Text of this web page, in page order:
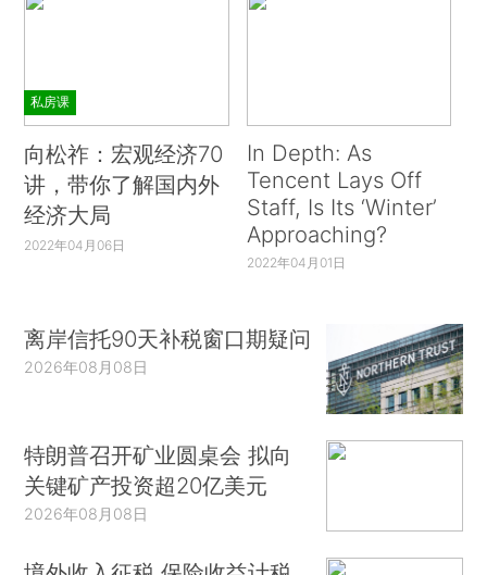
私房课
向松祚：宏观经济70
讲，带你了解国内外
经济大局
2022年04月06日
In Depth: As
Tencent Lays Off
Staff, Is Its ‘Winter’
Approaching?
2022年04月01日
离岸信托90天补税窗口期疑问
2026年08月08日
特朗普召开矿业圆桌会 拟向
关键矿产投资超20亿美元
2026年08月08日